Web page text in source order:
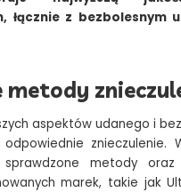
łącznie z bezbolesnym
metody
aspektów udanego i
znieczulenie.
metody oraz
marek, takie jak